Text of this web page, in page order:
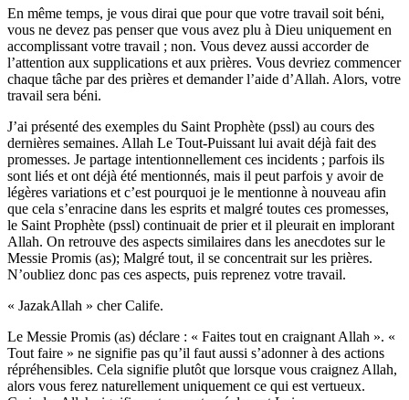
En même temps, je vous dirai que pour que votre travail soit béni,
vous ne devez pas penser que vous avez plu à Dieu uniquement en
accomplissant votre travail ; non. Vous devez aussi accorder de
l’attention aux supplications et aux prières. Vous devriez commencer
chaque tâche par des prières et demander l’aide d’Allah. Alors, votre
travail sera béni.
J’ai présenté des exemples du Saint Prophète (pssl) au cours des
dernières semaines. Allah Le Tout-Puissant lui avait déjà fait des
promesses. Je partage intentionnellement ces incidents ; parfois ils
sont liés et ont déjà été mentionnés, mais il peut parfois y avoir de
légères variations et c’est pourquoi je le mentionne à nouveau afin
que cela s’enracine dans les esprits et malgré toutes ces promesses,
le Saint Prophète (pssl) continuait de prier et il pleurait en implorant
Allah. On retrouve des aspects similaires dans les anecdotes sur le
Messie Promis (as); Malgré tout, il se concentrait sur les prières.
N’oubliez donc pas ces aspects, puis reprenez votre travail.
« JazakAllah » cher Calife.
Le Messie Promis (as) déclare : « Faites tout en craignant Allah ». «
Tout faire » ne signifie pas qu’il faut aussi s’adonner à des actions
répréhensibles. Cela signifie plutôt que lorsque vous craignez Allah,
alors vous ferez naturellement uniquement ce qui est vertueux.